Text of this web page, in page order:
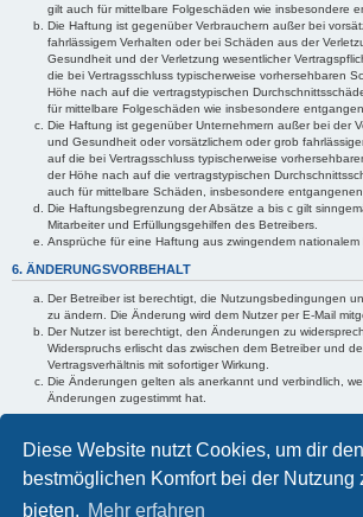
Diese Website nutzt Cookies, um dir den
bestmöglichen Komfort bei der Nutzung
bieten. Mehr erfahren
gilt auch für mittelbare Folgeschäden wie insbesondere
Die Haftung ist gegenüber Verbrauchern außer bei
fahrlässigem Verhalten oder bei Schäden aus der
Gesundheit und der Verletzung wesentlicher
die bei Vertragsschluss typischerweise vorhersehbaren
Höhe nach auf die vertragstypischen
für mittelbare Folgeschäden wie insbesondere
Die Haftung ist gegenüber Unternehmern außer bei der
und Gesundheit oder vorsätzlichem oder grob
auf die bei Vertragsschluss typischerweise
der Höhe nach auf die vertragstypischen
auch für mittelbare Schäden, insbesondere entgangenen
Die Haftungsbegrenzung der Absätze a bis c gilt
Mitarbeiter und Erfüllungsgehilfen des Betreibers.
Ansprüche für eine Haftung aus zwingendem nationalem
6. ÄNDERUNGSVORBEHALT
Der Betreiber ist berechtigt, die Nutzungsbedingungen
zu ändern. Die Änderung wird dem Nutzer per E-Mail
Der Nutzer ist berechtigt, den Änderungen zu
Widerspruchs erlischt das zwischen dem Betreiber und
Vertragsverhältnis mit sofortiger Wirkung.
Die Änderungen gelten als anerkannt und verbindlich,
Änderungen zugestimmt hat.
Informationen über den Umgang mit deinen
Datenschutzerklärung enthalten.
Foren-Übersicht